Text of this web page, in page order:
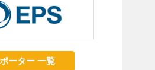
ーター 一覧